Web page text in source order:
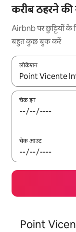
करीब ठहरने
Airbnb पर छुट्टियों
बहुत कुछ बुक करें
लोकेशन
नतीजों के उपलब्ध
चेक इन
चेक आउट
Point